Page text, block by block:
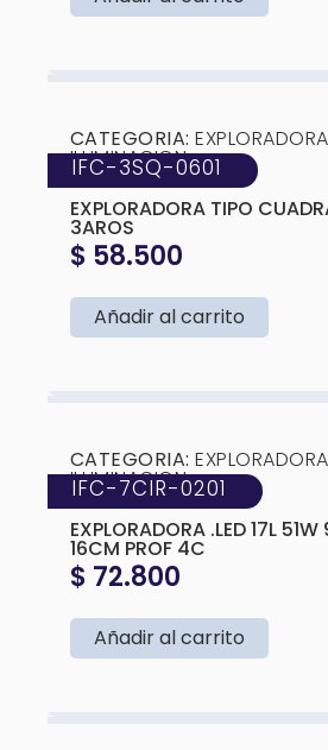
❮
IFC-3SQ-0601
CATEGORIA:
ILUMINACION
MARCA:IFC
EXPLORADORA TIPO CUADRADA 3 ,1/2
3AROS
$58.500
Añadir al carrito
❮
IFC-7CIR-0201
CATEGORIA:
ILUMINACION
MARCA:IFC
EXPLORADORA .LED 17L
16CM PROF 4C
$72.800
Añadir al carrito